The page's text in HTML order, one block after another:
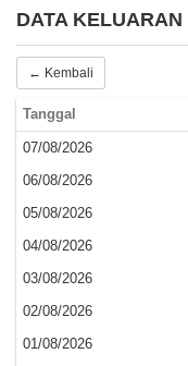
DATA
← Kembali
Tanggal
07/08/2026
06/08/2026
05/08/2026
04/08/2026
03/08/2026
02/08/2026
01/08/2026